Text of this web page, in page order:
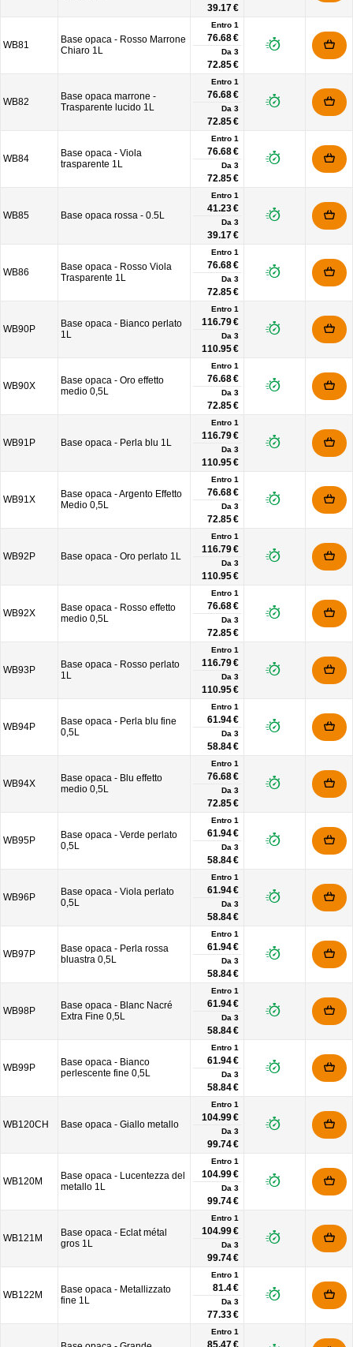
39.17 €
WB81
Base opaca - Rosso Marrone
Chiaro 1L
Entro 1
76.68 €
Da 3
72.85 €
WB82
Base opaca marrone -
Trasparente lucido 1L
Entro 1
76.68 €
Da 3
72.85 €
WB84
Base opaca - Viola
trasparente 1L
Entro 1
76.68 €
Da 3
72.85 €
WB85 Base opaca rossa - 0.5L
Entro 1
41.23 €
Da 3
39.17 €
WB86
Base opaca - Rosso Viola
Trasparente 1L
Entro 1
76.68 €
Da 3
72.85 €
WB90P
Base opaca - Bianco perlato
1L
Entro 1
116.79 €
Da 3
110.95 €
WB90X
Base opaca - Oro effetto
medio 0,5L
Entro 1
76.68 €
Da 3
72.85 €
WB91P Base opaca - Perla blu 1L
Entro 1
116.79 €
Da 3
110.95 €
WB91X
Base opaca - Argento Effetto
Medio 0,5L
Entro 1
76.68 €
Da 3
72.85 €
WB92P Base opaca - Oro perlato 1L
Entro 1
116.79 €
Da 3
110.95 €
WB92X
Base opaca - Rosso effetto
medio 0,5L
Entro 1
76.68 €
Da 3
72.85 €
WB93P
Base opaca - Rosso perlato
1L
Entro 1
116.79 €
Da 3
110.95 €
WB94P
Base opaca - Perla blu fine
0,5L
Entro 1
61.94 €
Da 3
58.84 €
WB94X
Base opaca - Blu effetto
medio 0,5L
Entro 1
76.68 €
Da 3
72.85 €
WB95P
Base opaca - Verde perlato
0,5L
Entro 1
61.94 €
Da 3
58.84 €
WB96P
Base opaca - Viola perlato
0,5L
Entro 1
61.94 €
Da 3
58.84 €
WB97P
Base opaca - Perla rossa
bluastra 0,5L
Entro 1
61.94 €
Da 3
58.84 €
WB98P
Base opaca - Blanc Nacré
Extra Fine 0,5L
Entro 1
61.94 €
Da 3
58.84 €
WB99P
Base opaca - Bianco
perlescente fine 0,5L
Entro 1
61.94 €
Da 3
58.84 €
WB120CH Base opaca - Giallo metallo
Entro 1
104.99 €
Da 3
99.74 €
WB120M
Base opaca - Lucentezza del
metallo 1L
Entro 1
104.99 €
Da 3
99.74 €
WB121M
Base opaca - Eclat métal
gros 1L
Entro 1
104.99 €
Da 3
99.74 €
WB122M
Base opaca - Metallizzato
fine 1L
Entro 1
81.4 €
Da 3
77.33 €
Entro 1
85.47 €